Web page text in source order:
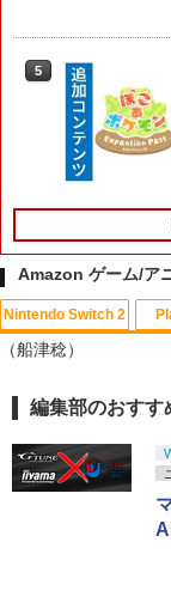
4
5
5
1
Amazon ゲーム/ア
Nintendo Switch 2
1
1
1
1
（船津稔）
編集部のおすす